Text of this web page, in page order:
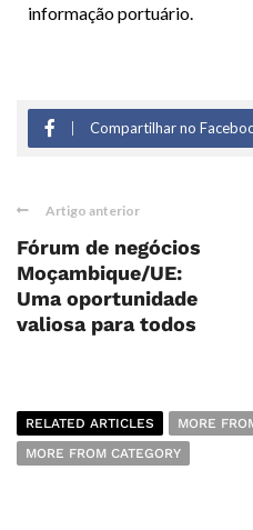
informação portuário.
Compartilhar no
Artigo anterior
Fórum de negócios
Moçambique/UE:
Uma oportunidade
valiosa para todos
RELATED ARTICLES
MORE
MORE FROM CATEGORY